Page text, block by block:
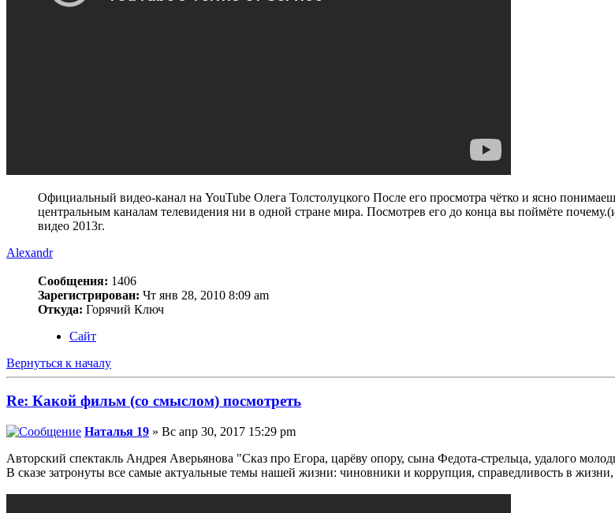
Официальный видео-канал на YouTube Олега Толстолуцкого После его просмотра чётко и ясно
центральным каналам телевидения ни в одной стране мира. Посмотрев его до конца вы поймёте
видео 2013г.
Alexandr
Сообщения: 1406
Зарегистрирован: Чт янв 28, 2010 8:09 am
Откуда: Горячий Ключ
Сайт
Вернуться к началу
Re: Какой фильм (со смыслом) посмотреть
Наталья 19 » Вс апр 30, 2017 15:29 pm
Авторский спектакль Андрея Аверьянова "Сказ про Егора, царёву опору, сына Федота-стрельца, удалого
В сказе затронуты все самые актуальные темы нашей жизни: чиновники и коррупция, справедливость в жизни,